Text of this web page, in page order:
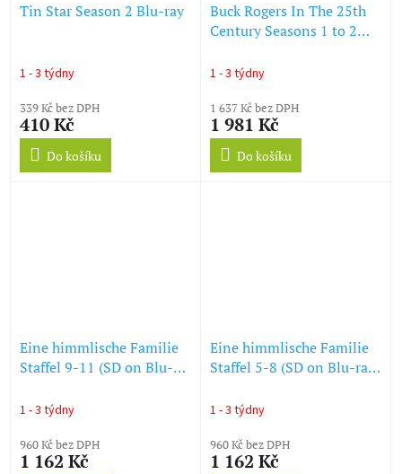
Tin Star Season 2 Blu-ray
1 - 3 týdny
339 Kč bez DPH
410 Kč
Do košíku
Buck Rogers In The 25th
Century Seasons 1 to 2
ray
1 - 3 týdny
1 637 Kč bez DPH
1 981 Kč
Do košíku
Eine himmlische Familie
Staffel 9-11 (SD on Blu-
1 - 3 týdny
960 Kč bez DPH
1 162 Kč
Eine himmlische Familie
Staffel 5-8 (SD on Blu-ray)
1 - 3 týdny
960 Kč bez DPH
1 162 Kč